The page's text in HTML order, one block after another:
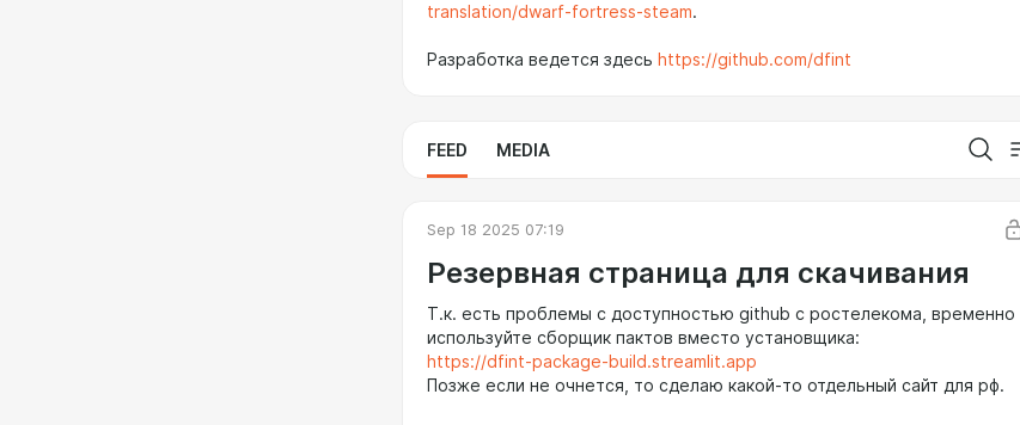
translation/dwarf-fortress-steam.
Разработка ведется здесь https://github.com/dfint
FEED MEDIA
Sep 18 2025 07:19
Резервная страница для скачивания
Т.к. есть проблемы с доступностью github с ростелекома, временно
используйте сборщик пактов вместо установщика:
https://dfint-package-build.streamlit.app
Позже если не очнется, то сделаю какой-то отдельный сайт для рф.